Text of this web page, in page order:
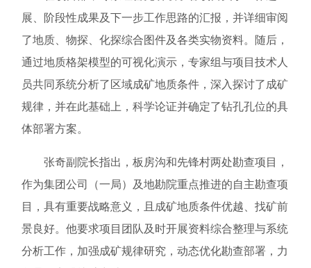
展、阶段性成果及下一步工作思路的汇报，并详细审阅
了地质、物探、化探综合图件及各类实物资料。随后，
通过地质格架模型的可视化演示，专家组与项目技术人
员共同系统分析了区域成矿地质条件，深入探讨了成矿
规律，并在此基础上，科学论证并确定了钻孔孔位的具
体部署方案。
张奇副院长指出，板房沟和先锋村两处勘查项目，
作为集团公司（一局）及地勘院重点推进的自主勘查项
目，具有重要战略意义，且成矿地质条件优越、找矿前
景良好。他要求项目团队及时开展资料综合整理与系统
分析工作，加强成矿规律研究，动态优化勘查部署，力